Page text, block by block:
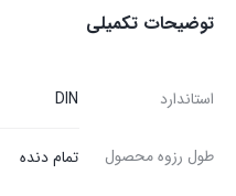
توضیحات تکمیلی
استاندارد DIN
طول رزوه محصول تمام دنده